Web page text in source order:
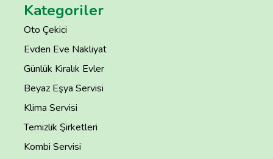
Kategoriler
Oto Çekici
Evden Eve Nakliyat
Günlük Kiralık Evler
Beyaz Eşya Servisi
Klima Servisi
Temizlik Şirketleri
Kombi Servisi